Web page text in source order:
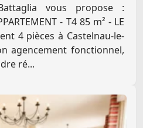
vous propose :
- T4 85 m² - LE
4 pièces à Castelnau-le-
agencement fonctionnel,
ré...